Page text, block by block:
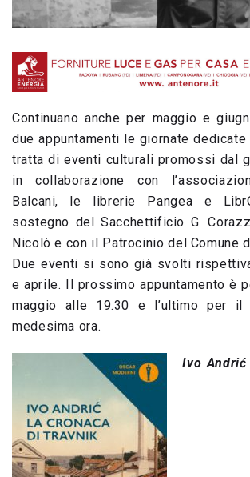
Continuano anche per maggio e
due appuntamenti le giornate dedicate
tratta di eventi culturali promossi dal
in collaborazione con
Balcani, le librerie Pangea e
sostegno del Sacchettificio G.
Nicolò e con il Patrocinio del Comune
Due eventi si sono già svolti
e aprile. Il prossimo appuntamento è
maggio alle 19.30 e l’ultimo per il
medesima ora.
Ivo Andrić